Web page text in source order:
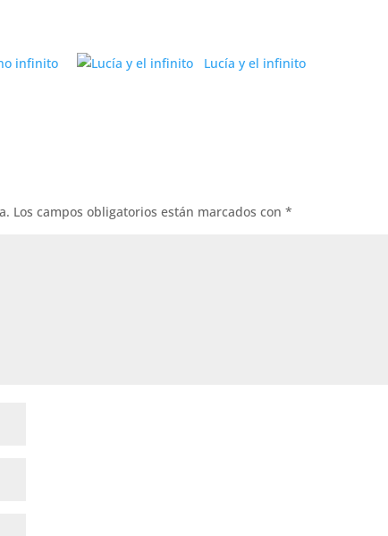
infinito
Lucía y el infinito
Los campos obligatorios están marcados con*